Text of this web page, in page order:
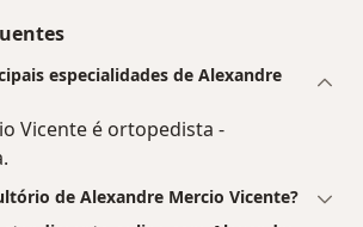
especialidades de Alexandre
Vicente é ortopedista -
de Alexandre Mercio Vicente?